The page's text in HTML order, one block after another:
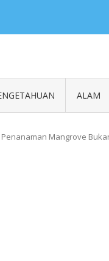
ALAM
Penanaman Mangrove